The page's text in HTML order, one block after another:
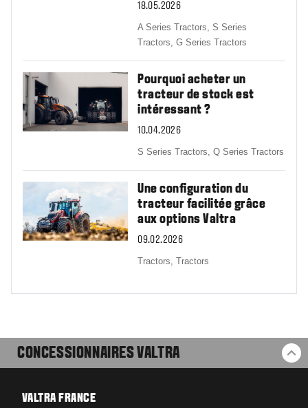
18.05.2026
A Series Tractors,S Series
Tractors,G Series Tractors
Pourquoi acheter un
tracteur de stock est
intéressant ?
10.04.2026
S Series Tractors,Q Series Tractors
Une configuration du
tracteur facilitée grâce
aux options Valtra
09.02.2026
Tractors,Tractors
CONCESSIONNAIRES VALTRA
VALTRA FRANCE